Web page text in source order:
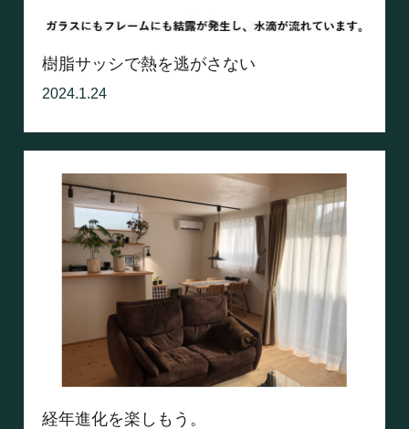
樹脂サッシで熱を逃がさない
2024.1.24
経年進化を楽しもう。